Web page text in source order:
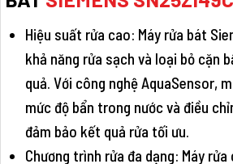
Hiệu suất rửa cao: Máy rửa bát
khả năng rửa sạch và loại bỏ cặn
quả. Với công nghệ AquaSensor,
mức độ bẩn trong nước và điều
đảm bảo kết quả rửa tối ưu.
Chương trình rửa đa dạng: Máy